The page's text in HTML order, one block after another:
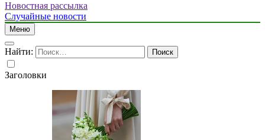
Новостная рассылка
Случайные новости
Меню
Найти:
Заголовки